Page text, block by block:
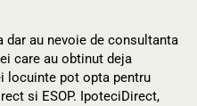
au nevoie de consultanta
care au obtinut deja
locuinte pot opta pentru
si ESOP. IpoteciDirect,